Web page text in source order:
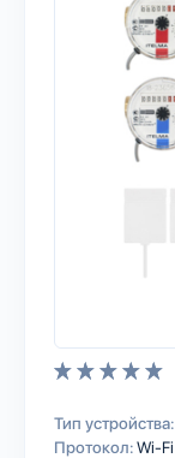
Тип устройства:
Протокол:Wi-Fi